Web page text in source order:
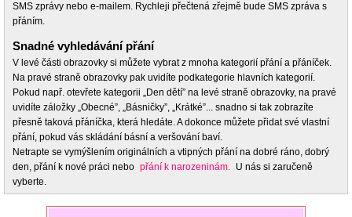
SMS zprávy nebo e-mailem. Rychleji přečtená zřejmě bude SMS zpráva s
přáním.
Snadné vyhledávání přání
V levé části obrazovky si můžete vybrat z mnoha kategorií přání a přáníček.
Na pravé straně obrazovky pak uvidíte podkategorie hlavních kategorií.
Pokud např. otevřete kategorii „Den dětí” na levé straně obrazovky, na pravé
uvidíte záložky „Obecné”, „Básničky”, „Krátké”... snadno si tak zobrazíte
přesně taková přáníčka, která hledáte. A dokonce můžete přidat své vlastní
přání, pokud vás skládání básní a veršování baví.
Netrapte se vymýšlením originálních a vtipných přání na dobré ráno, dobrý
den, přání k nové práci nebo přání k narozeninám. U nás si zaručeně
vyberte.